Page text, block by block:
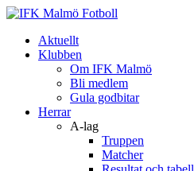
Aktuellt
Klubben
Om IFK Malmö
Bli medlem
Gula godbitar
Herrar
A-lag
Truppen
Matcher